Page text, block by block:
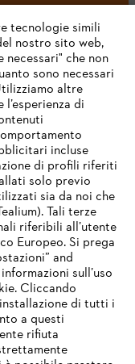
tecnologie simili
nostro sito web,
che non
sono necessari
altre
di
incluse
di profili riferiti
solo previo
sia da noi che
Tali terze
riferibili all’utente
Europeo. Si prega
and
sull’uso
Cliccando
di tutti i
a questi
rifiuta